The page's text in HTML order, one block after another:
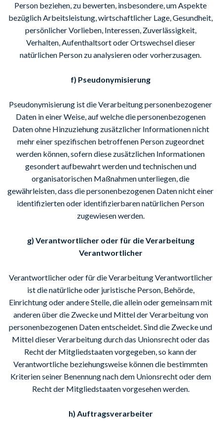
Person beziehen, zu bewerten, insbesondere, um Aspekte
bezüglich Arbeitsleistung, wirtschaftlicher Lage, Gesundheit,
persönlicher Vorlieben, Interessen, Zuverlässigkeit,
Verhalten, Aufenthaltsort oder Ortswechsel dieser
natürlichen Person zu analysieren oder vorherzusagen.
f) Pseudonymisierung
Pseudonymisierung ist die Verarbeitung personenbezogener
Daten in einer Weise, auf welche die personenbezogenen
Daten ohne Hinzuziehung zusätzlicher Informationen nicht
mehr einer spezifischen betroffenen Person zugeordnet
werden können, sofern diese zusätzlichen Informationen
gesondert aufbewahrt werden und technischen und
organisatorischen Maßnahmen unterliegen, die
gewährleisten, dass die personenbezogenen Daten nicht einer
identifizierten oder identifizierbaren natürlichen Person
zugewiesen werden.
g) Verantwortlicher oder für die Verarbeitung
Verantwortlicher
Verantwortlicher oder für die Verarbeitung Verantwortlicher
ist die natürliche oder juristische Person, Behörde,
Einrichtung oder andere Stelle, die allein oder gemeinsam mit
anderen über die Zwecke und Mittel der Verarbeitung von
personenbezogenen Daten entscheidet. Sind die Zwecke und
Mittel dieser Verarbeitung durch das Unionsrecht oder das
Recht der Mitgliedstaaten vorgegeben, so kann der
Verantwortliche beziehungsweise können die bestimmten
Kriterien seiner Benennung nach dem Unionsrecht oder dem
Recht der Mitgliedstaaten vorgesehen werden.
h) Auftragsverarbeiter